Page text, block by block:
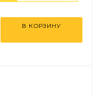
В КОРЗИНУ